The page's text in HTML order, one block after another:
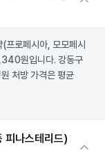
프로페시아, 모모페시
원입니다. 강동구
처방 가격은 평균
피나스테리드)